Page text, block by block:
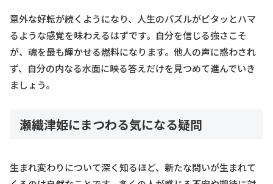
意外な好転が続くようになり、人生のパズルがピタッとハマ
るような感覚を味わえるはずです。自分を信じる強さこそ
が、魂を最も輝かせる燃料になります。他人の声に惑わされ
ず、自分の内なる水面に映る答えだけを見つめて進んでいき
ましょう。
瀬織津姫にまつわる気になる疑問
生まれ変わりについて深く知るほど、新たな問いが生まれて